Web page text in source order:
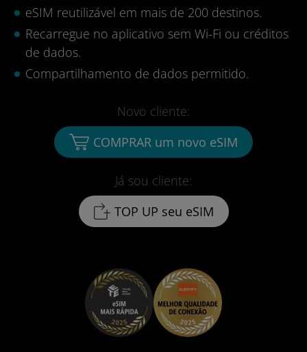
eSIM reutilizável em mais de 200 destinos.
Recarregue no aplicativo sem Wi-Fi ou créditos
de dados.
Compartilhamento de dados permitido.
Já sou cliente:
TOP UP seu eSIM
Novo cliente:
COMPRAR um novo eSIM